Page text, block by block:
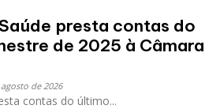
presta contas do
de 2025 à Câmara
de 2026
contas do último...